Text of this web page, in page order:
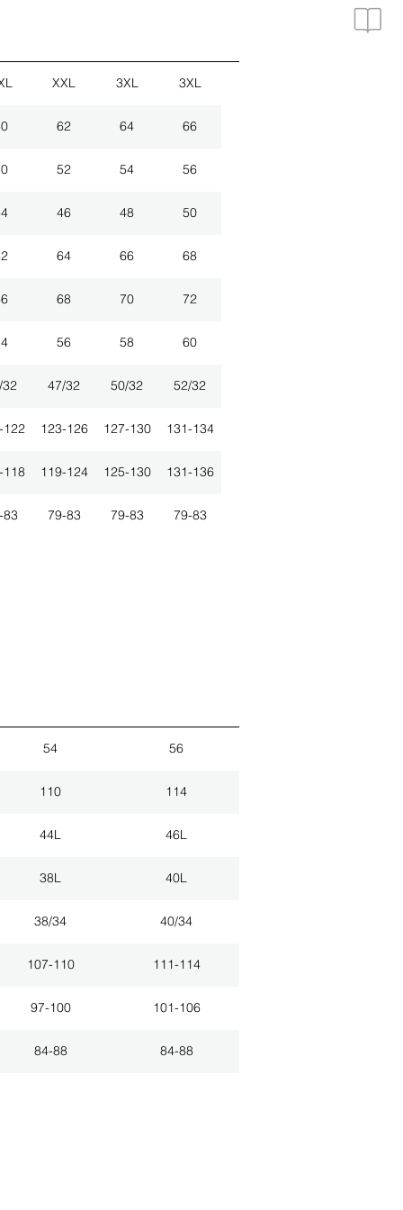
XXL 3XL 3XL
62 64 66
52 54 56
46 48 50
64 66 68
68 70 72
56 58 60
32 47/32 50/32 52/32
122 123-126 127-130 131-134
118 119-124 125-130 131-136
83 79-83 79-83 79-83
54 56
110 114
44L 46L
38L 40L
38/34 40/34
107-110 111-114
97-100 101-106
84-88 84-88